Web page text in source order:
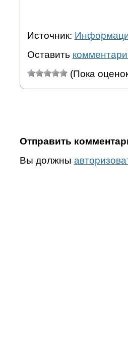
Источник:
Оставить
(Пока
Отправить
Вы должны